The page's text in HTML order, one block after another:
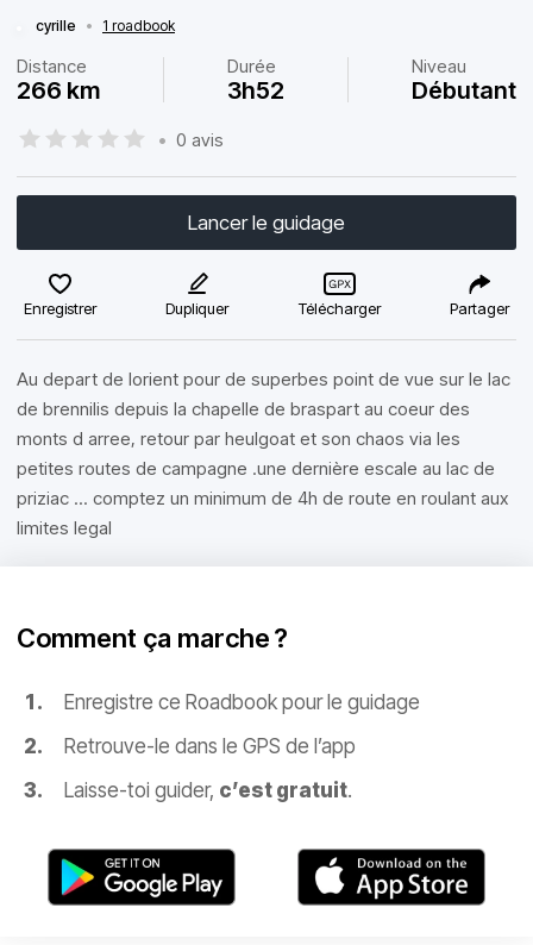
cyrille • 1 roadbook
Distance
266 km
Durée
3h52
Niveau
Débutant
• 0 avis
Lancer le guidage
Enregistrer Dupliquer Télécharger Partager
Au depart de lorient pour de superbes point de vue sur le lac
de brennilis depuis la chapelle de braspart au coeur des
monts d arree, retour par heulgoat et son chaos via les
petites routes de campagne .une dernière escale au lac de
priziac ... comptez un minimum de 4h de route en roulant aux
limites legal
Comment ça marche ?
Enregistre ce Roadbook pour le guidage
Retrouve-le dans le GPS de l’app
Laisse-toi guider, c’est gratuit.